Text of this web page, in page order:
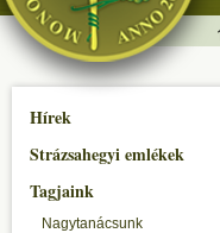
Hírek
Strázsahegyi emlékek
Tagjaink
Nagytanácsunk